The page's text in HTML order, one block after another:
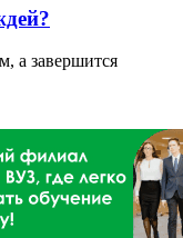
а завершится